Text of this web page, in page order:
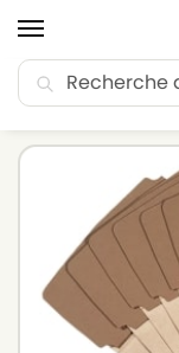
🚚 Livraison